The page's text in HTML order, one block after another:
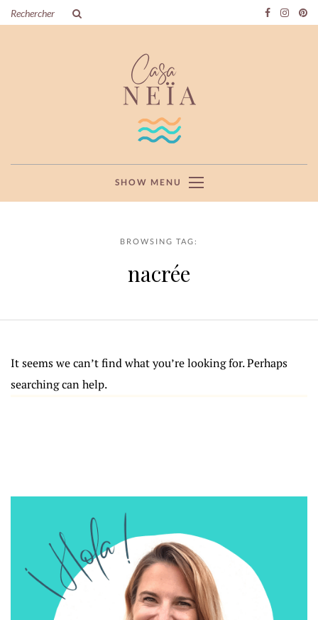
SHOW MENU
BROWSING TAG:
nacrée
It seems we can’t find what you’re looking for. Perhaps
searching can help.